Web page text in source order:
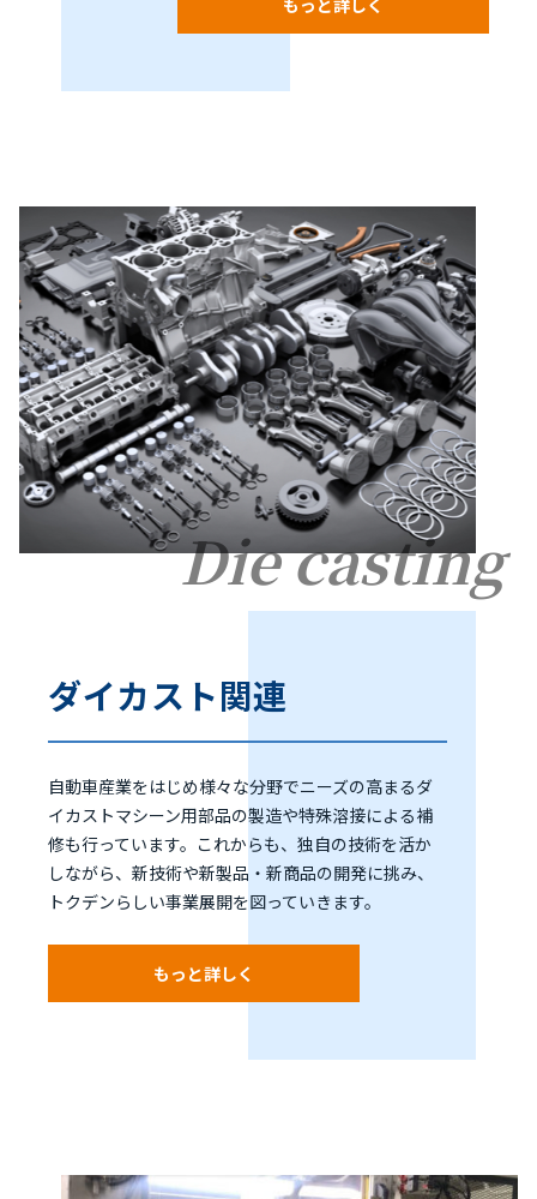
もっと詳しく
Die casting
ダイカスト関連
自動車産業をはじめ様々な分野でニーズの高まるダ
イカストマシーン用部品の製造や特殊溶接による補
修も行っています。これからも、独自の技術を活か
しながら、新技術や新製品・新商品の開発に挑み、
トクデンらしい事業展開を図っていきます。
もっと詳しく